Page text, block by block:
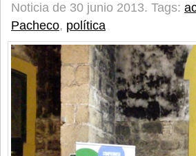
Noticia de 30 junio 2013. Tags:
Pacheco, política